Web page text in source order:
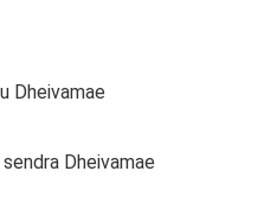
Dheivamae
Dheivamae